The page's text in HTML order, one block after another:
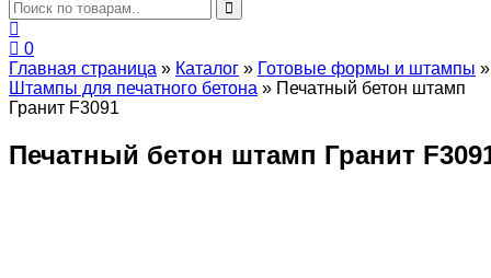
0
Главная страница » Каталог » Готовые формы и штампы »
Штампы для печатного бетона » Печатный бетон штамп
Гранит F3091
Печатный бетон штамп Гранит